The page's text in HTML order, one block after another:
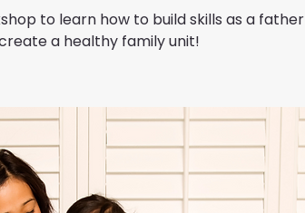
to learn how to build skills as a father